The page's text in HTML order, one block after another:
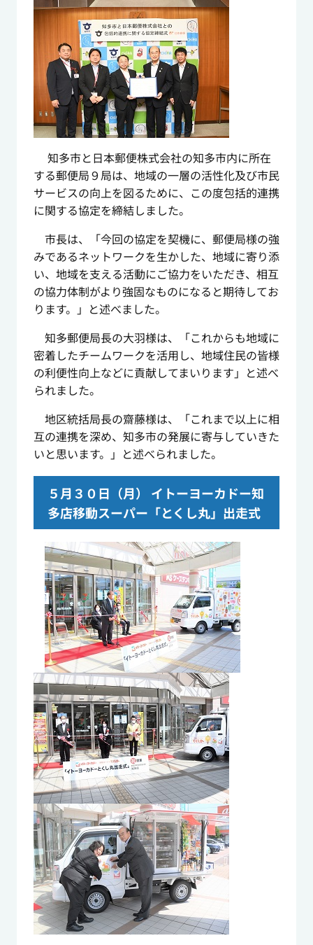
知多市と日本郵便株式会社の知多市内に所在
する郵便局９局は、地域の一層の活性化及び市民
サービスの向上を図るために、この度包括的連携
に関する協定を締結しました。
市長は、「今回の協定を契機に、郵便局様の強
みであるネットワークを生かした、地域に寄り添
い、地域を支える活動にご協力をいただき、相互
の協力体制がより強固なものになると期待してお
ります。」と述べました。
知多郵便局長の大羽様は、「これからも地域に
密着したチームワークを活用し、地域住民の皆様
の利便性向上などに貢献してまいります」と述べ
られました。
地区統括局長の齋藤様は、「これまで以上に相
互の連携を深め、知多市の発展に寄与していきた
いと思います。」と述べられました。
５月３０日（月）
イトーヨーカドー知
多店移動スーパー「とくし丸」出走式